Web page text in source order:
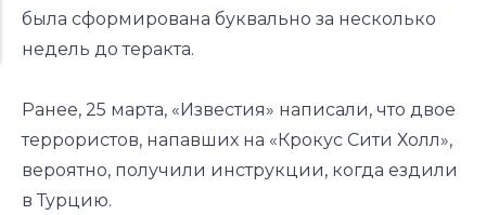
была сформирована буквально за несколько
недель до теракта.
Ранее, 25 марта, «Известия» написали, что двое
террористов, напавших на «Крокус Сити Холл»,
вероятно, получили инструкции, когда ездили
в Турцию.